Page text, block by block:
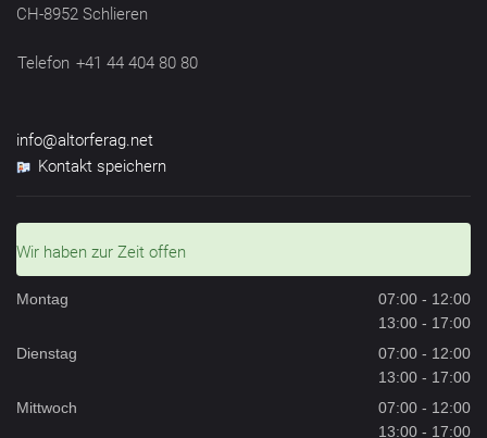
CH-8952 Schlieren
Telefon +41 44 404 80 80
info@altorferag.net
Kontakt speichern
Wir haben zur Zeit offen
Montag
07:00 - 12:00
13:00 - 17:00
Dienstag
07:00 - 12:00
13:00 - 17:00
Mittwoch
07:00 - 12:00
13:00 - 17:00